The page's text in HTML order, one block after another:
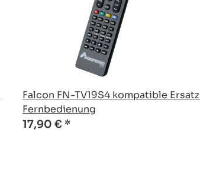
Falcon FN-TV19S4 kompatible Ersatz
Fernbedienung
17,90 € *